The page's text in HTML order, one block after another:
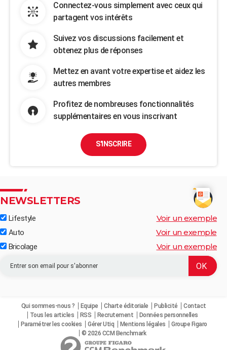
Connectez-vous simplement avec ceux qui
partagent vos intérêts
Suivez vos discussions facilement et
obtenez plus de réponses
Mettez en avant votre expertise et aidez les
autres membres
Profitez de nombreuses fonctionnalités
supplémentaires en vous inscrivant
S'INSCRIRE
NEWSLETTERS
Lifestyle Voir un exemple
Auto Voir un exemple
Bricolage Voir un exemple
Qui sommes-nous ? Equipe Charte éditoriale Publicité
Contact
Tous les articles
RSS Recrutement
Données personnelles
Paramétrer les cookies
Gérer Utiq Mentions légales
Groupe Figaro
© 2026 CCM Benchmark